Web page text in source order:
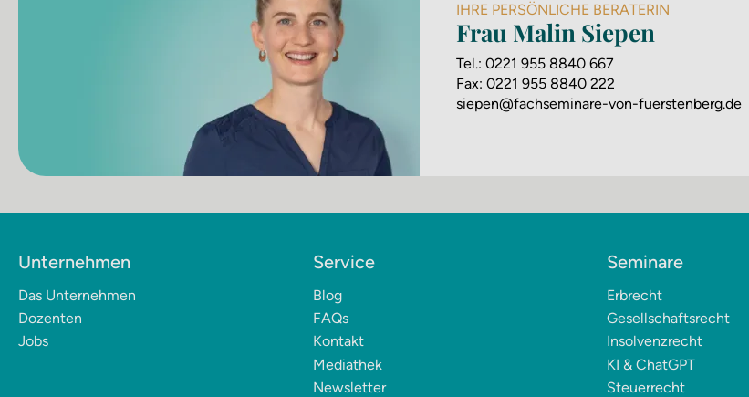
IHRE PERSÖNLICHE BERATERIN
Frau Malin Siepen
Tel.: 0221 955 8840 667
Fax: 0221 955 8840 222
siepen@fachseminare-von-fuerstenberg.de
Unternehmen
Das Unternehmen
Dozenten
Jobs
Service
Blog
FAQs
Kontakt
Mediathek
Newsletter
Seminare
Erbrecht
Gesellschaftsrecht
Insolvenzrecht
KI & ChatGPT
Steuerrecht